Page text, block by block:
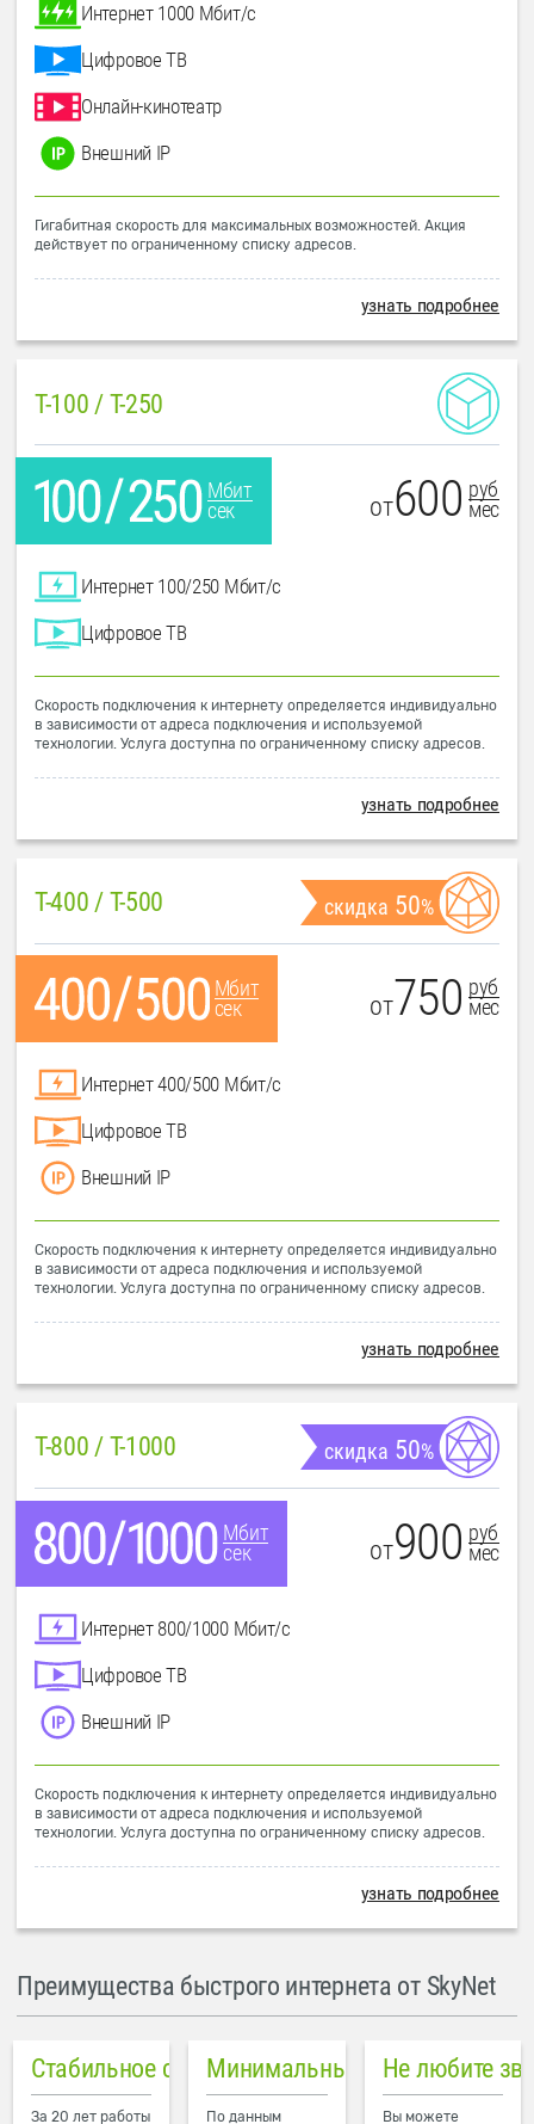
Интернет 1000 Мбит/с
Цифровое ТВ
Онлайн-кинотеатр
Внешний IP
Гигабитная скорость для максимальных возможностей. Акция
действует по ограниченному списку адресов.
узнать подробнее
T-100 / T-250
Мбит
сек
от600 руб
мес
Интернет 100/250 Мбит/с
Цифровое ТВ
Скорость подключения к интернету определяется индивидуально
в зависимости от адреса подключения и используемой
технологии. Услуга доступна по ограниченному списку адресов.
узнать подробнее
T-400 / T-500 скидка 50%
Мбит
сек
от750 руб
мес
Интернет 400/500 Мбит/с
Цифровое ТВ
Внешний IP
Скорость подключения к интернету определяется индивидуально
в зависимости от адреса подключения и используемой
технологии. Услуга доступна по ограниченному списку адресов.
узнать подробнее
T-800 / T-1000 скидка 50%
Мбит
сек
от900 руб
мес
Интернет 800/1000 Мбит/с
Цифровое ТВ
Внешний IP
Скорость подключения к интернету определяется индивидуально
в зависимости от адреса подключения и используемой
технологии. Услуга доступна по ограниченному списку адресов.
узнать подробнее
Преимущества быстрого интернета от SkyNet
Стабильное соединение
За 20 лет работы
Минимальный пинг в городе
По данным
Не любите
Вы можете